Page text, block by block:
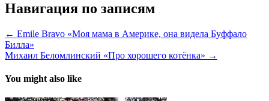
Навигация по записям
← Emile Bravo «Моя мама в Америке, она видела Буффало
Билла»
Михаил Беломлинский «Про хорошего котёнка» →
You might also like